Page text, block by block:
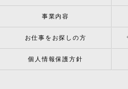
事業内容
お仕事をお探しの方
個人情報保護方針